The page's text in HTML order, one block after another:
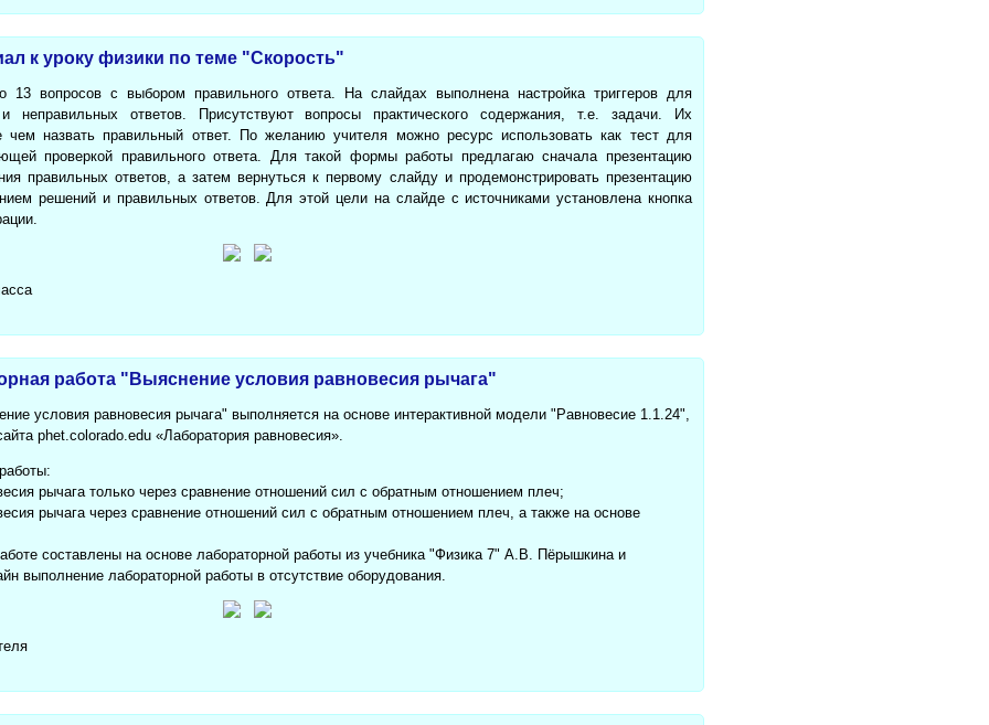
к уроку физики по теме "Скорость"
13 вопросов с выбором правильного ответа. На слайдах выполнена настройка триггеров для
и неправильных ответов. Присутствуют вопросы практического содержания, т.е. задачи. Их
назвать правильный ответ. По желанию учителя можно ресурс использовать как тест для
проверкой правильного ответа. Для такой формы работы предлагаю сначала презентацию
правильных ответов, а затем вернуться к первому слайду и продемонстрировать презентацию
решений и правильных ответов. Для этой цели на слайде с источниками установлена кнопка
работа "Выяснение условия равновесия рычага"
условия равновесия рычага" выполняется на основе интерактивной модели "Равновесие 1.1.24",
phet.colorado.edu «Лаборатория равновесия».
рычага только через сравнение отношений сил с обратным отношением плеч;
рычага через сравнение отношений сил с обратным отношением плеч, а также на основе
составлены на основе лабораторной работы из учебника "Физика 7" А.В. Пёрышкина и
выполнение лабораторной работы в отсутствие оборудования.